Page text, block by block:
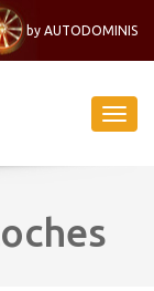
by AUTODOMINIS